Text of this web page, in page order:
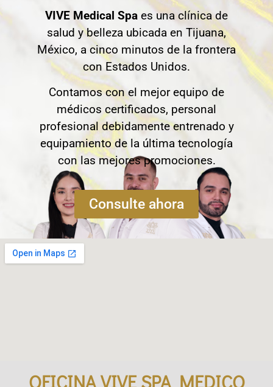
VIVE Medical Spa es una clínica de
salud y belleza ubicada en Tijuana,
México, a cinco minutos de la frontera
con Estados Unidos.
Contamos con el mejor equipo de
médicos certificados, personal
profesional debidamente entrenado y
equipamiento de la última tecnología
con las mejores promociones.
Consulte ahora
OFICINA VIVE SPA MEDICO